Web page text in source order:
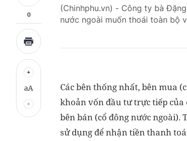
0
aA
(Chinhphu.vn) - Công ty bà
nước ngoài muốn thoái toàn bộ
Các bên thống nhất, bên mua
khoản vốn đầu tư trực tiếp của
bên bán (cổ đông nước ngoài).
sử dụng để nhận tiền thanh